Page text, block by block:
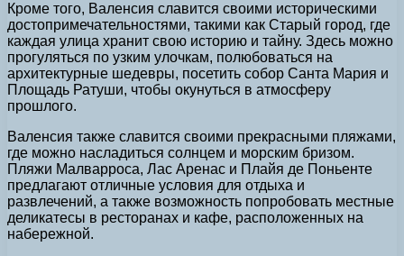
Кроме того, Валенсия славится своими историческими
достопримечательностями, такими как Старый город, где
каждая улица хранит свою историю и тайну. Здесь можно
прогуляться по узким улочкам, полюбоваться на
архитектурные шедевры, посетить собор Санта Мария и
Площадь Ратуши, чтобы окунуться в атмосферу
прошлого.
Валенсия также славится своими прекрасными пляжами,
где можно насладиться солнцем и морским бризом.
Пляжи Малварроса, Лас Аренас и Плайя де Поньенте
предлагают отличные условия для отдыха и
развлечений, а также возможность попробовать местные
деликатесы в ресторанах и кафе, расположенных на
набережной.